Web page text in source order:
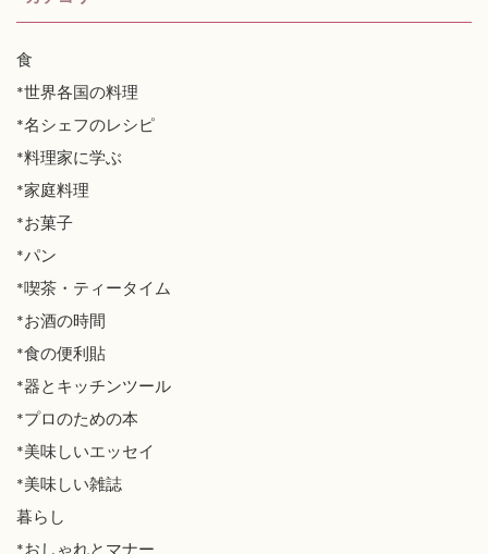
食
*世界各国の料理
*名シェフのレシピ
*料理家に学ぶ
*家庭料理
*お菓子
*パン
*喫茶・ティータイム
*お酒の時間
*食の便利貼
*器とキッチンツール
*プロのための本
*美味しいエッセイ
*美味しい雑誌
暮らし